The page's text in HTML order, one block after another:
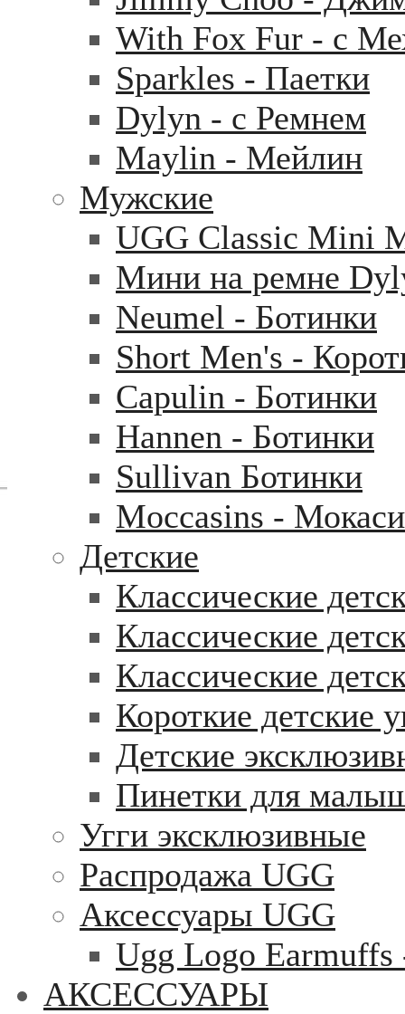
With Fox Fur - с
Sparkles - Паетки
Dylyn - с Ремнем
Maylin - Мейлин
Мужские
UGG Classic Mini
Мини на ремне
Neumel - Ботинки
Short Men's -
Capulin - Ботинки
Hannen - Ботинки
Sullivan Ботинки
Moccasins -
Детские
Классические
Классические
Классические
Короткие детские
Детские
Пинетки для
Угги эксклюзивные
Распродажа UGG
Аксессуары UGG
Ugg Logo
АКСЕССУАРЫ